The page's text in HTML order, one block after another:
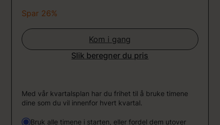
Spar 26%
Kom i gang
Slik beregner du pris
Med vår kvartalsplan har du frihet til å bruke timene
dine som du vil innenfor hvert kvartal.
Bruk alle timene i starten, eller fordel dem utover